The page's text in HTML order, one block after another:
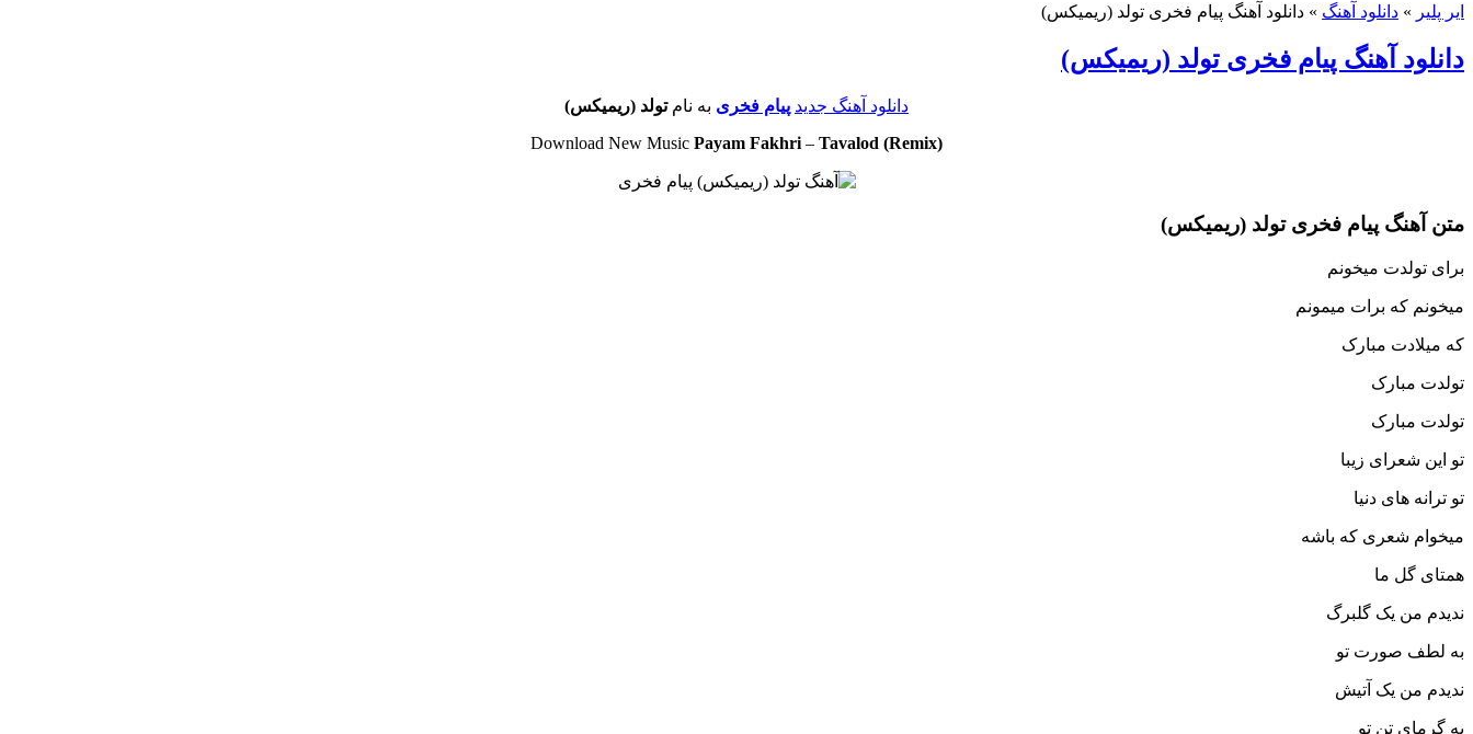
ایر پلیر » دانلود آهنگ » دانلود آهنگ پیام فخری تولد (ریمیکس)
دانلود آهنگ پیام فخری تولد (ریمیکس)
دانلود آهنگ جدید پیام فخری به نامتولد (ریمیکس)
Download New Music Payam Fakhri– Tavalod (Remix)
متن آهنگ پیام فخری تولد (ریمیکس)
برای تولدت میخونم
میخونم که برات میمونم
که میلادت مبارک
تولدت مبارک
تولدت مبارک
تو این شعرای زیبا
تو ترانه های دنیا
میخوام شعری که باشه
همتای گل ما
ندیدم من یک گلبرگ
به لطف صورت تو
ندیدم من یک آتیش
به گرمای تن تو